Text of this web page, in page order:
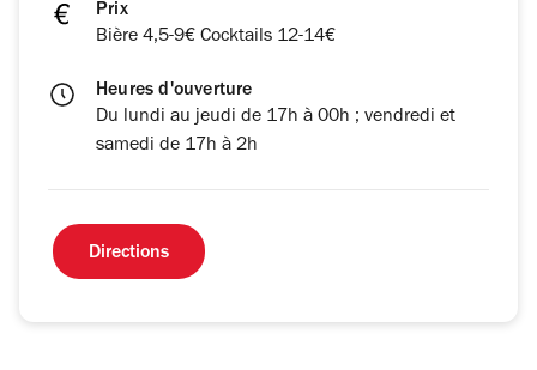
Prix
Bière 4,5-9€ Cocktails 12-14€
Heures d'ouverture
Du lundi au jeudi de 17h à 00h ; vendredi et
samedi de 17h à 2h
Directions